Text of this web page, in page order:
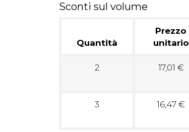
Sconti sul volume
Quantità
Prezzo
unitario
2 17,01 €
3 16,47 €